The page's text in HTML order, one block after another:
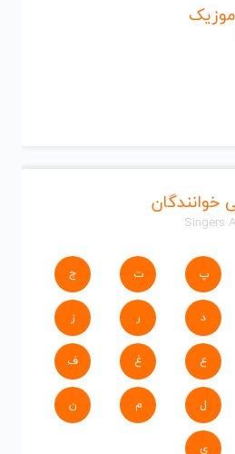
خوانندگان
Singers
پ ت ج
د ر ز
ع غ ف
ل م ن
ی